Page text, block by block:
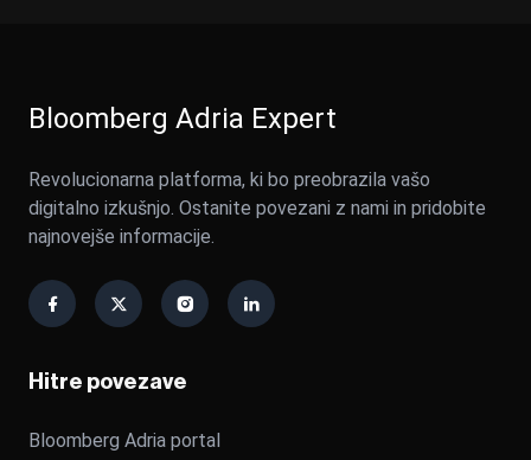
Bloomberg Adria Expert
Revolucionarna platforma, ki bo preobrazila vašo
digitalno izkušnjo. Ostanite povezani z nami in pridobite
najnovejše informacije.
Hitre povezave
Bloomberg Adria portal